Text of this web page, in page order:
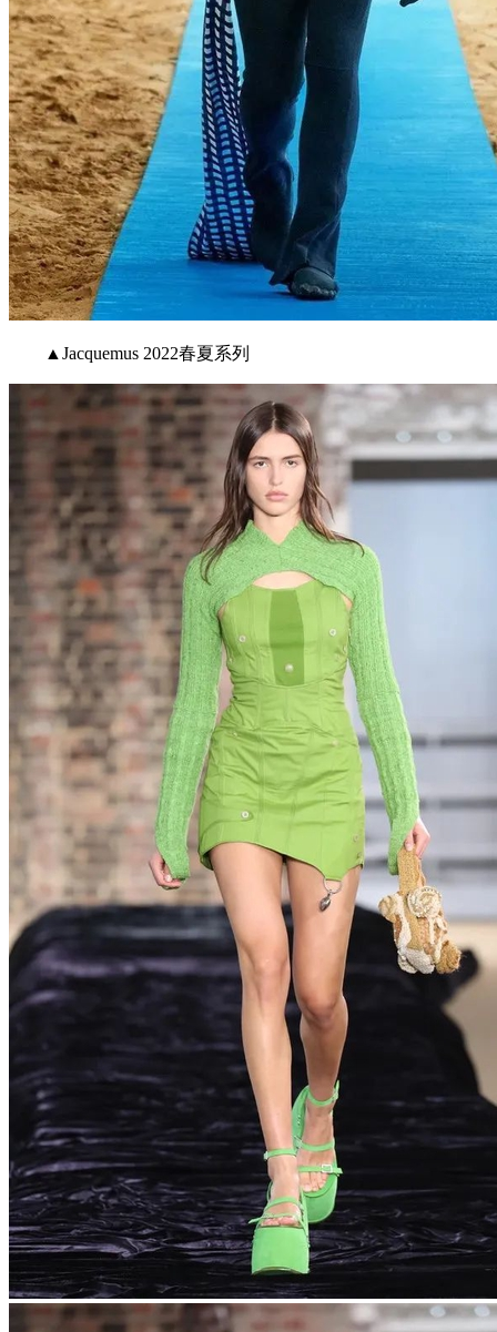
▲Jacquemus 2022春夏系列